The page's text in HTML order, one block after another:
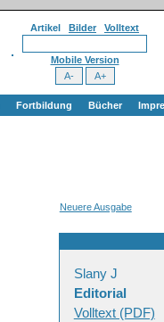
Artikel Bilder Volltext
Mobile Version
Fortbildung Bücher
Neuere Ausgabe
Slany J
Editorial
Volltext (PDF)